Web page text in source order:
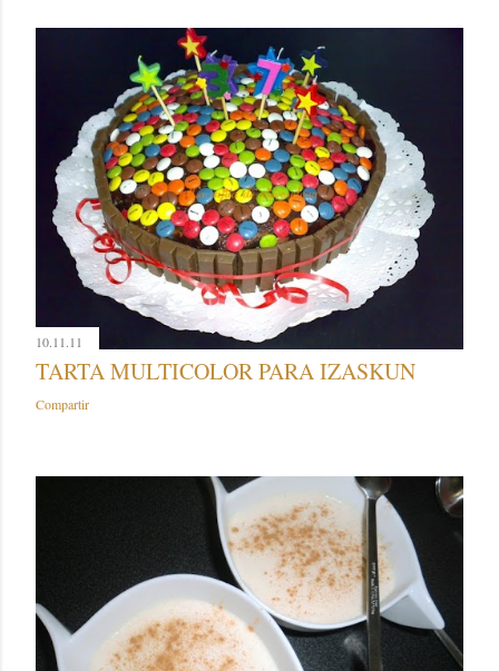
10.11.11
TARTA MULTICOLOR PARA IZASKUN
Compartir